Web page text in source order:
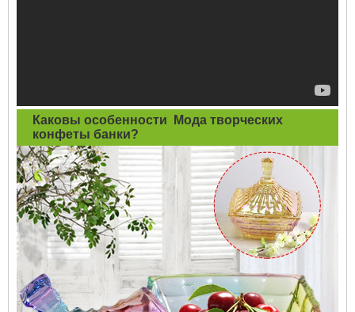
Каковы особенности
Мода творческих
конфеты банки?